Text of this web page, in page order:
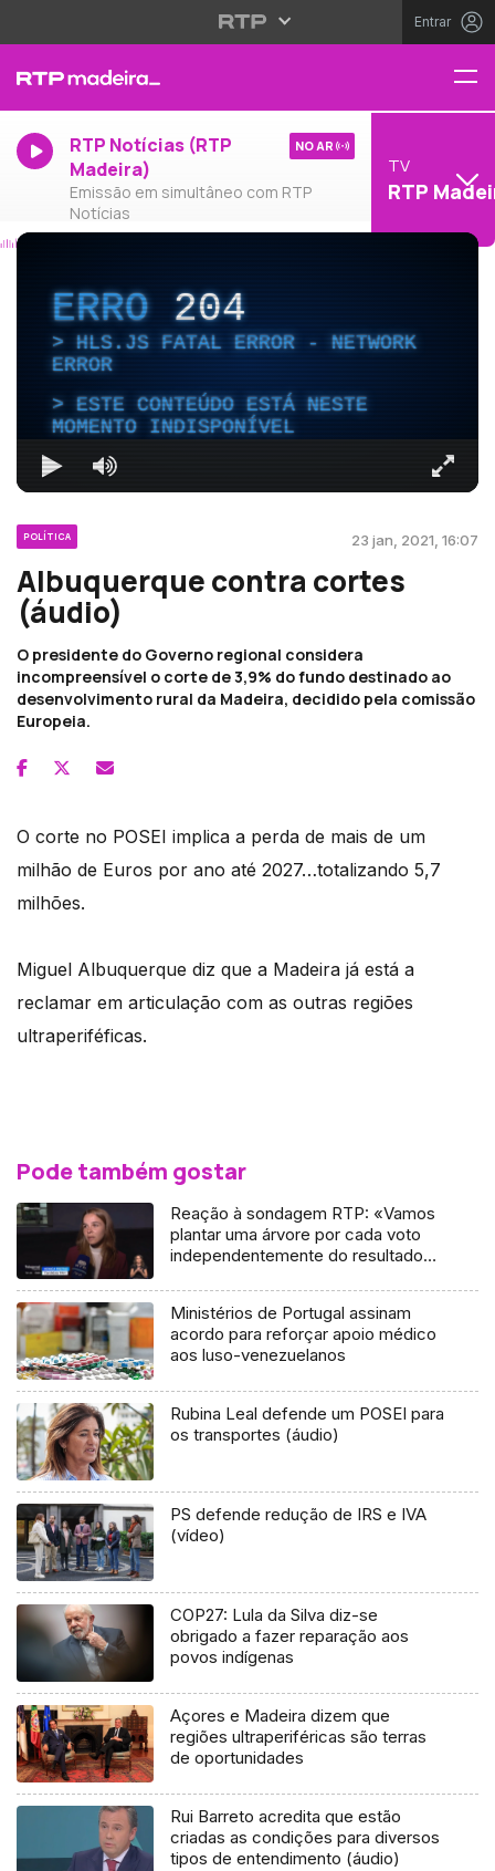
Entrar
RTP Notícias (RTP
Madeira)
Emissão em simultâneo com RTP
Notícias
NO AR
TV
RTP
ERRO204
HLS.JS FATAL ERROR - NETWORK
ERROR
ESTE CONTEÚDO ESTÁ NESTE
MOMENTO INDISPONÍVEL
POLÍTICA 23 jan, 2021, 16:07
Albuquerque contra cortes
(áudio)
O presidente do Governo regional considera
incompreensível o corte de 3,9% do fundo destinado ao
desenvolvimento rural da Madeira, decidido pela comissão
Europeia.
O corte no POSEI implica a perda de mais de um
milhão de Euros por ano até 2027…totalizando 5,7
milhões.
Miguel Albuquerque diz que a Madeira já está a
reclamar em articulação com as outras regiões
ultraperiféficas.
Pode também gostar
Reação à sondagem RTP: «Vamos
plantar uma árvore por cada voto
independentemente do resultado»
Ministérios de Portugal assinam
acordo para reforçar apoio médico
aos luso-venezuelanos
Rubina Leal defende um POSEI para
os transportes (áudio)
PS defende redução de IRS e IVA
(vídeo)
COP27: Lula da Silva diz-se
obrigado a fazer reparação aos
povos indígenas
Açores e Madeira dizem que
regiões ultraperiféricas são terras
de oportunidades
Rui Barreto acredita que estão
criadas as condições para diversos
tipos de entendimento (áudio)